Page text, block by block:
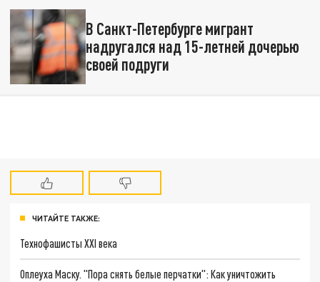
В Санкт-Петербурге мигрант
надругался над 15-летней дочерью
своей подруги
ЧИТАЙТЕ ТАКЖЕ:
Технофашисты XXI века
Оплеуха Маску. "Пора снять белые перчатки": Как уничтожить